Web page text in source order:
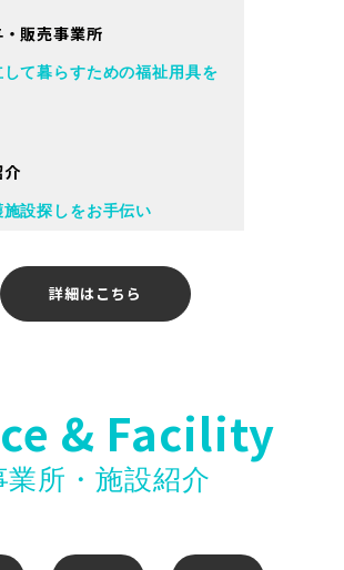
販売事業所
て暮らすための福祉用具を
設探しをお手伝い
詳細はこちら
& Facility
業所・施設紹介